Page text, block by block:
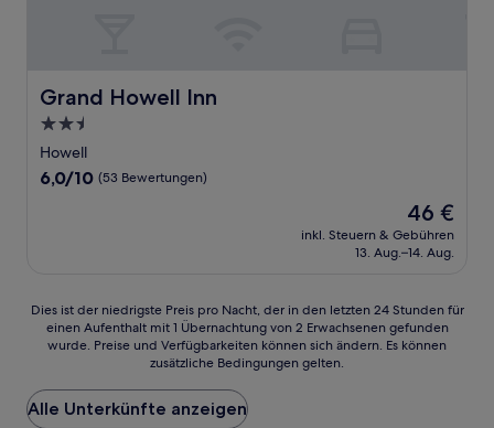
Grand Howell Inn
Grand Howell Inn
2.5-
Sterne-
Unterkunft
Howell
6.0
6,0/10 (53 Bewertungen)
Der
Preis
beträgt
46 €
inkl. Steuern & Gebühren
13. Aug.–14. Aug.
Dies
der
Preis
pro
Dies ist der niedrigste Preis pro Nacht, der in den letzten 24 Stunden für
einen Aufenthalt mit 1 Übernachtung von 2 Erwachsenen gefunden
wurde. Preise und Verfügbarkeiten können sich ändern. Es können
zusätzliche Bedingungen gelten.
Alle Unterkünfte anzeigen